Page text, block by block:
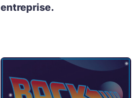
entreprise.